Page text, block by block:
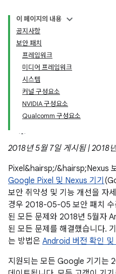
이 페이지의 내용
공지사항
보안 패치
프레임워크
미디어 프레임워크
시스템
커널 구성요소
NVIDIA 구성요소
Qualcomm 구성요소
2018년 5월 7일 게시됨 | 2018
Pixel&hairsp;/&hairsp;Nexus
Google Pixel 및 Nexus 기기
보안 취약성 및 기능 개선을 자
경우 2018-05-05 보안 패치 수
된 모든 문제와 2018년 5월자
된 모든 문제를 해결했습니다.
는 방법은 Android 버전 확인 및
지원되는 모든 Google 기기는